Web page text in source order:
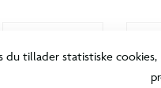
du tillader statistiske